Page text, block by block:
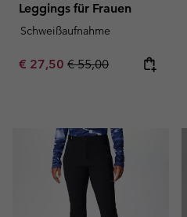
Leggings für Frauen
Schweißaufnahme
Sale price:
€ 27,50 Regular price:
€ 55,00